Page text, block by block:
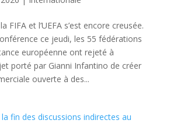
FIFA et l’UEFA s’est encore creusée.
ce jeudi, les 55 fédérations
européenne ont rejeté à
porté par Gianni Infantino de créer
ouverte à des...